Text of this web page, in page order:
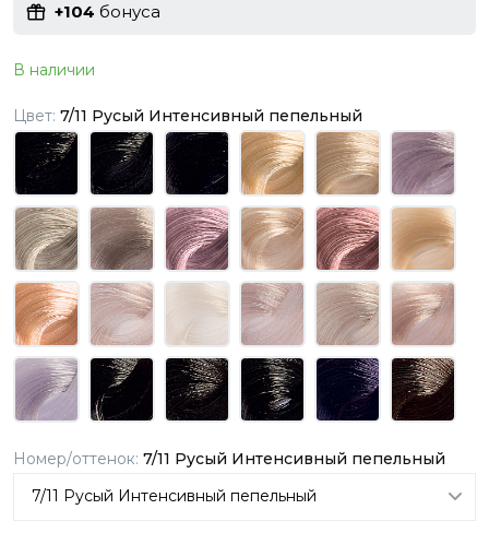
+104 бонуса
В наличии
Цвет: 7/11 Русый Интенсивный пепельный
Номер/оттенок: 7/11 Русый Интенсивный пепельный